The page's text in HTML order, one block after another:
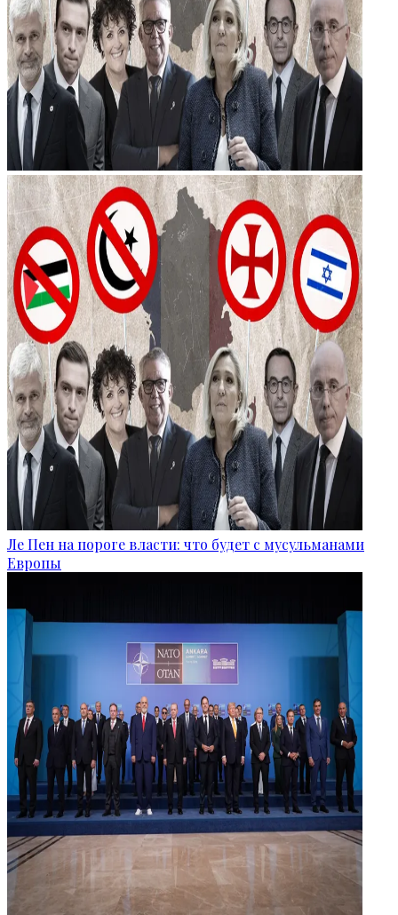
Ле Пен на пороге власти: что будет с мусульманами
Европы